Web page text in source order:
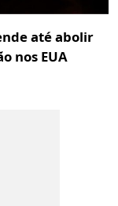
até abolir
nos EUA